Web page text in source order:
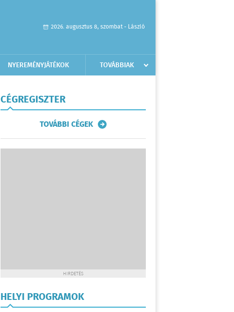
2026. augusztus 8, szombat - László
NYEREMÉNYJÁTÉKOK TOVÁBBIAK
CÉGREGISZTER
TOVÁBBI CÉGEK
HIRDETÉS
HELYI PROGRAMOK